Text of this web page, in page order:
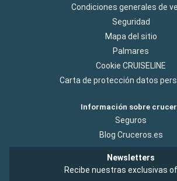
Condiciones generales de
Seguridad
Mapa del sitio
Palmares
Cookie CRUISELINE
Carta de protección datos
Información sobre
Seguros
Blog Cruceros.es
Newsletters
Recibe nuestras exclusivas